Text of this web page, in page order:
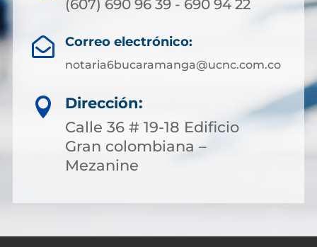
(607) 690 96 39 - 690 94 22
 Correo electrónico:
notaria6bucaramanga@ucnc.com.co

Dirección:
Calle 36 # 19-18 Edificio
Gran colombiana –
Mezanine